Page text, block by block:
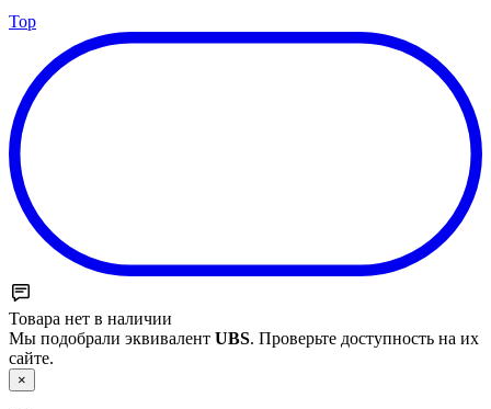
Top
Товара нет в наличии
Мы подобрали эквивалент UBS. Проверьте доступность на их
сайте.
×